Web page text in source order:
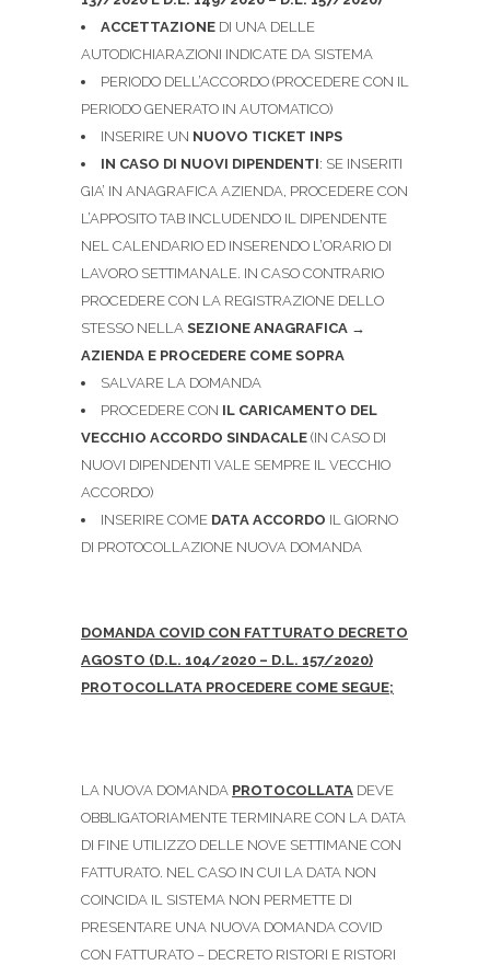
ACCETTAZIONE DI UNA DELLE
AUTODICHIARAZIONI INDICATE DA SISTEMA
PERIODO DELL’ACCORDO (PROCEDERE CON IL
PERIODO GENERATO IN AUTOMATICO)
INSERIRE UN NUOVO TICKET INPS
IN CASO DI NUOVI DIPENDENTI: SE INSERITI
GIA’ IN ANAGRAFICA AZIENDA, PROCEDERE CON
L’APPOSITO TAB INCLUDENDO IL DIPENDENTE
NEL CALENDARIO ED INSERENDO L’ORARIO DI
LAVORO SETTIMANALE. IN CASO CONTRARIO
PROCEDERE CON LA REGISTRAZIONE DELLO
STESSO NELLA SEZIONE ANAGRAFICA →
AZIENDA E PROCEDERE COME SOPRA
SALVARE LA DOMANDA
PROCEDERE CON IL CARICAMENTO DEL
VECCHIO ACCORDO SINDACALE (IN CASO DI
NUOVI DIPENDENTI VALE SEMPRE IL VECCHIO
ACCORDO)
INSERIRE COME DATA ACCORDO IL GIORNO
DI PROTOCOLLAZIONE NUOVA DOMANDA
DOMANDA COVID CON FATTURATO DECRETO
AGOSTO (D.L. 104/2020 – D.L. 157/2020)
PROTOCOLLATA PROCEDERE COME SEGUE;
LA NUOVA DOMANDA PROTOCOLLATA DEVE
OBBLIGATORIAMENTE TERMINARE CON LA DATA
DI FINE UTILIZZO DELLE NOVE SETTIMANE CON
FATTURATO. NEL CASO IN CUI LA DATA NON
COINCIDA IL SISTEMA NON PERMETTE DI
PRESENTARE UNA NUOVA DOMANDA COVID
CON FATTURATO – DECRETO RISTORI E RISTORI